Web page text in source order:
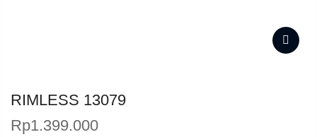
RIMLESS 13079
Rp1.399.000